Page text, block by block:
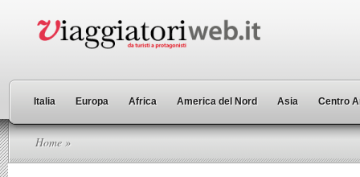
Italia Europa Africa America del Nord Asia Centro
Home »